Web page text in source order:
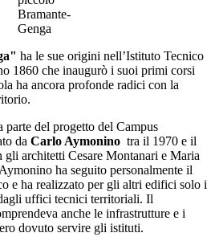
ha le sue origini nell’Istituto Tecnico
1860 che inaugurò i suoi primi corsi
ha ancora profonde radici con la
parte del progetto del Campus
da Carlo Aymonino tra il 1970 e il
architetti Cesare Montanari e Maria
ha seguito personalmente il
e ha realizzato per gli altri edifici solo i
uffici tecnici territoriali. Il
anche le infrastrutture e i
dovuto servire gli istituti.